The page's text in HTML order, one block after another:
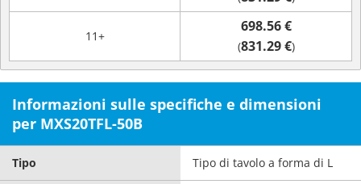
11+
698.56 €
(831.29 €)
Informazioni sulle specifiche e dimensioni
per MXS20TFL-50B
Tipo Tipo di tavolo a forma di L